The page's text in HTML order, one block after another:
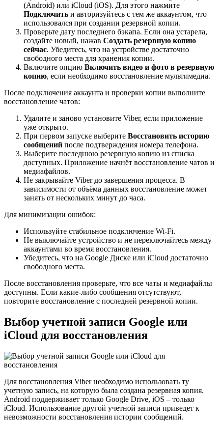
(Android) или iCloud (iOS). Для этого нажмите
Подключить и авторизуйтесь с тем же аккаунтом, что
использовался при создании резервной копии.
Проверьте дату последнего бэкапа. Если она устарела,
создайте новый, нажав Создать резервную копию
сейчас. Убедитесь, что на устройстве достаточно
свободного места для хранения копии.
Включите опцию Включить видео и фото в резервную
копию, если необходимо восстановление мультимедиа.
После подключения аккаунта и проверки копии выполните
восстановление чатов:
Удалите и заново установите Viber, если приложение
уже открыто.
При первом запуске выберите Восстановить историю
сообщений после подтверждения номера телефона.
Выберите последнюю резервную копию из списка
доступных. Приложение начнёт восстановление чатов и
медиафайлов.
Не закрывайте Viber до завершения процесса. В
зависимости от объёма данных восстановление может
занять от нескольких минут до часа.
Для минимизации ошибок:
Используйте стабильное подключение Wi-Fi.
Не выключайте устройство и не переключайтесь между
аккаунтами во время восстановления.
Убедитесь, что на Google Диске или iCloud достаточно
свободного места.
После восстановления проверьте, что все чаты и медиафайлы
доступны. Если какие-либо сообщения отсутствуют,
повторите восстановление с последней резервной копии.
Выбор учетной записи Google или
iCloud для восстановления
Для восстановления Viber необходимо использовать ту
учетную запись, на которую была создана резервная копия.
Android поддерживает только Google Drive, iOS – только
iCloud. Использование другой учетной записи приведет к
невозможности восстановления истории сообщений.